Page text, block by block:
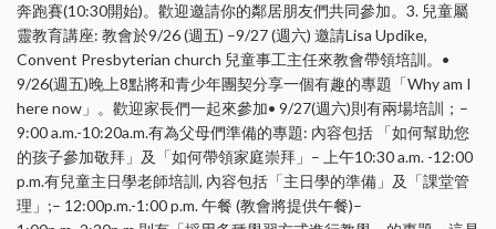
奔跑賽(10:30開始)。歡迎邀請你的鄰居朋友們共同參加。3. 兒童屬
靈教育講座: 教會於9/26 (週五) –9/27 (週六) 邀請Lisa Updike,
Convent Presbyterian church 兒童事工主任來教會帶領培訓。•
9/26(週五)晚上8點將和青少年團契分享一個有趣的專題「Why am I
here now」。歡迎家長們一起來參加• 9/27(週六)則有兩場培訓；–
9:00 a.m.-10:20a.m.有為父母們準備的專題: 內容包括 「如何幫助您
的孩子參加敬拜」及「如何帶領家庭崇拜」– 上午10:30 a.m. -12:00
p.m.有兒童主日學老師培訓, 內容包括「主日學的準備」及「課堂管
理」;– 12:00p.m.-1:00 p.m. 午餐 (教會將提供午餐)–